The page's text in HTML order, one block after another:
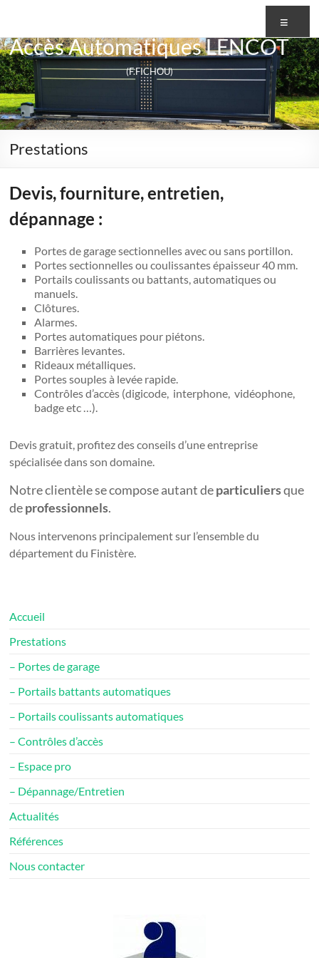
contenu
Accès Automatiques LENCOT
(F.FICHOU)
Prestations
Devis, fourniture, entretien,
dépannage :
Portes de garage sectionnelles avec ou sans portillon.
Portes sectionnelles ou coulissantes épaisseur 40 mm.
Portails coulissants ou battants, automatiques ou
manuels.
Clôtures.
Alarmes.
Portes automatiques pour piétons.
Barrières levantes.
Rideaux métalliques.
Portes souples à levée rapide.
Contrôles d’accès (digicode, interphone, vidéophone,
badge etc …).
Devis gratuit, profitez des conseils d’une entreprise
spécialisée dans son domaine.
Notre clientèle se compose autant departiculiersque
deprofessionnels.
Nous intervenons principalement sur l’ensemble du
département du Finistère.
Accueil
Prestations
– Portes de garage
– Portails battants automatiques
– Portails coulissants automatiques
– Contrôles d’accès
– Espace pro
– Dépannage/Entretien
Actualités
Références
Nous contacter